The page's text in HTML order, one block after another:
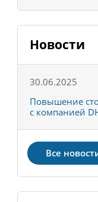
Новости
30.06.2025
Повышение
с компанией
Все